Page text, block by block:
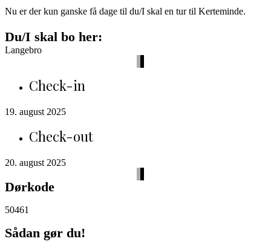
Nu er der kun ganske få dage til du/I skal en tur til Kerteminde.
Du/I skal bo her:
Langebro
Check-in
19. august 2025
Check-out
20. august 2025
Dørkode
50461
Sådan gør du!